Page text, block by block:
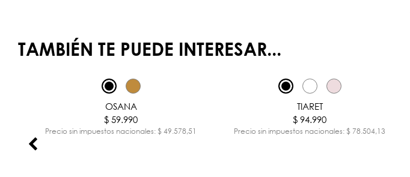
TAMBIÉN TE PUEDE INTERESAR...
OSANA
$ 59.990
Precio sin impuestos nacionales: $ 49.578,51
TIARET
$ 94.990
Precio sin impuestos nacionales: $ 78.504,13